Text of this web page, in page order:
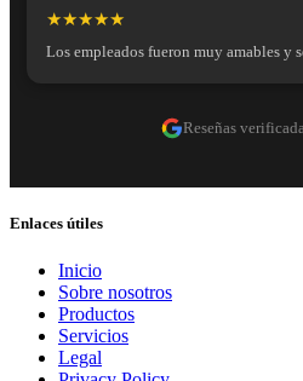
★★★★★
Los empleados fueron muy amables y
Reseñas
Enlaces útiles
Inicio
Sobre nosotros
Productos
Servicios
Legal